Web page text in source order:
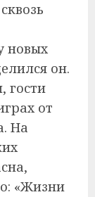
новых
он.
гости
от
На
«Жизни